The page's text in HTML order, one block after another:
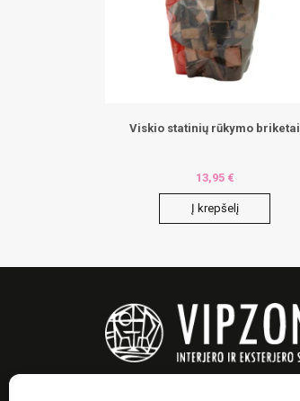
Viskio statinių rūkymo briketai
13,95 €
Į krepšelį